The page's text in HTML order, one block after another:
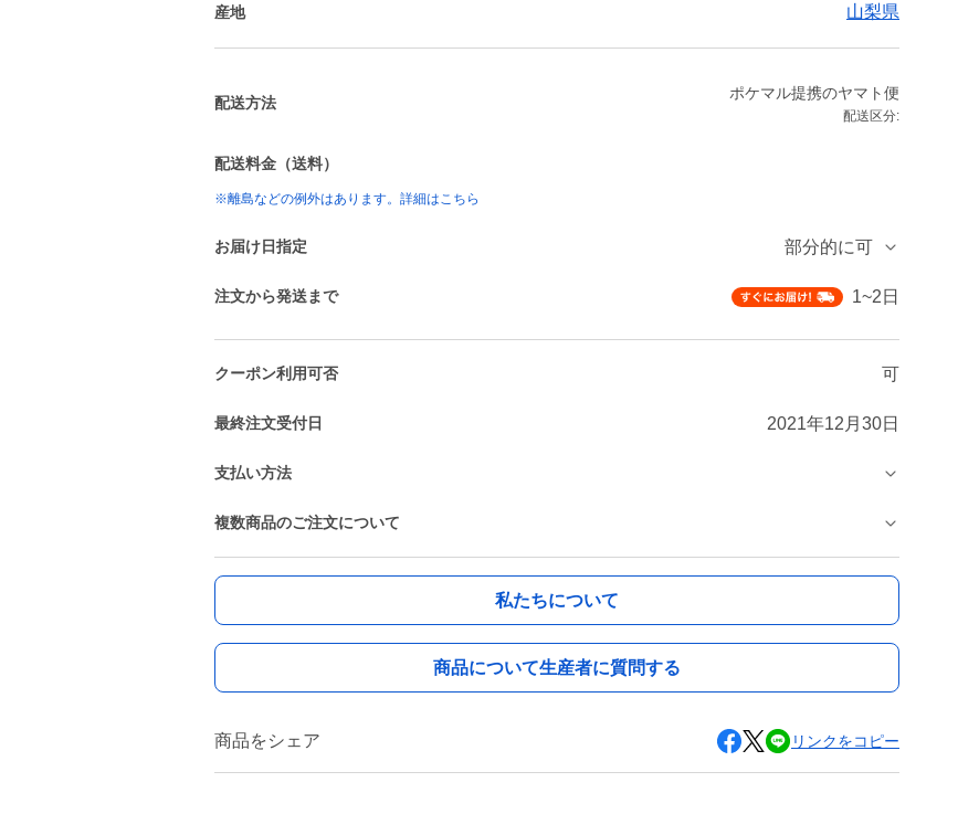
産地 山梨県
配送方法
ポケマル提携のヤマト便
配送区分:
配送料金（送料）
※離島などの例外はあります。詳細はこちら
お届け日指定 部分的に可
注文から発送まで 1~2日
クーポン利用可否 可
最終注文受付日 2021年12月30日
支払い方法
複数商品のご注文について
私たちについて
商品について生産者に質問する
商品をシェア リンクをコピー